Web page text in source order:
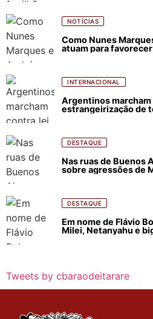
NOTÍCIAS
Como Nunes
atuam para
INTERNACIONAL
Argentinos marcham
estrangeirização de
DESTAQUE
Nas ruas de Buenos
sobre agressões de
DESTAQUE
Em nome de Flávio
Milei, Netanyahu e
Tweets by cbaraodeitarare